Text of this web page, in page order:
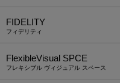
FIDELITY
フィデリティ
FlexibleVisual SPCE
フレキシブル ヴィジュアル スペース